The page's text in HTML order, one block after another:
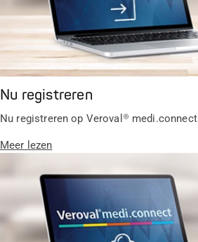
Nu registreren
Nu registreren op Veroval® medi.connect
Meer lezen